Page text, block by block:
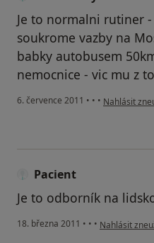
Je to normalni rutiner
soukrome vazby na
babky autobusem
nemocnice - vic mu z
6. července 2011 • • • podle
Nahlásit
Pacient
Je to odborník na
18. března 2011 • • • podle názoru
Nahlásit